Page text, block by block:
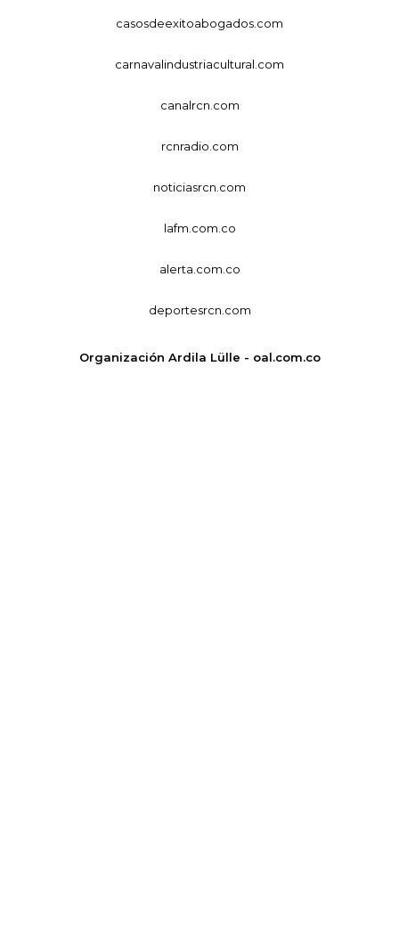
casosdeexitoabogados.com
carnavalindustriacultural.com
canalrcn.com
rcnradio.com
noticiasrcn.com
lafm.com.co
alerta.com.co
deportesrcn.com
Organización Ardila Lülle - oal.com.co